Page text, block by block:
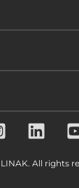
All rights